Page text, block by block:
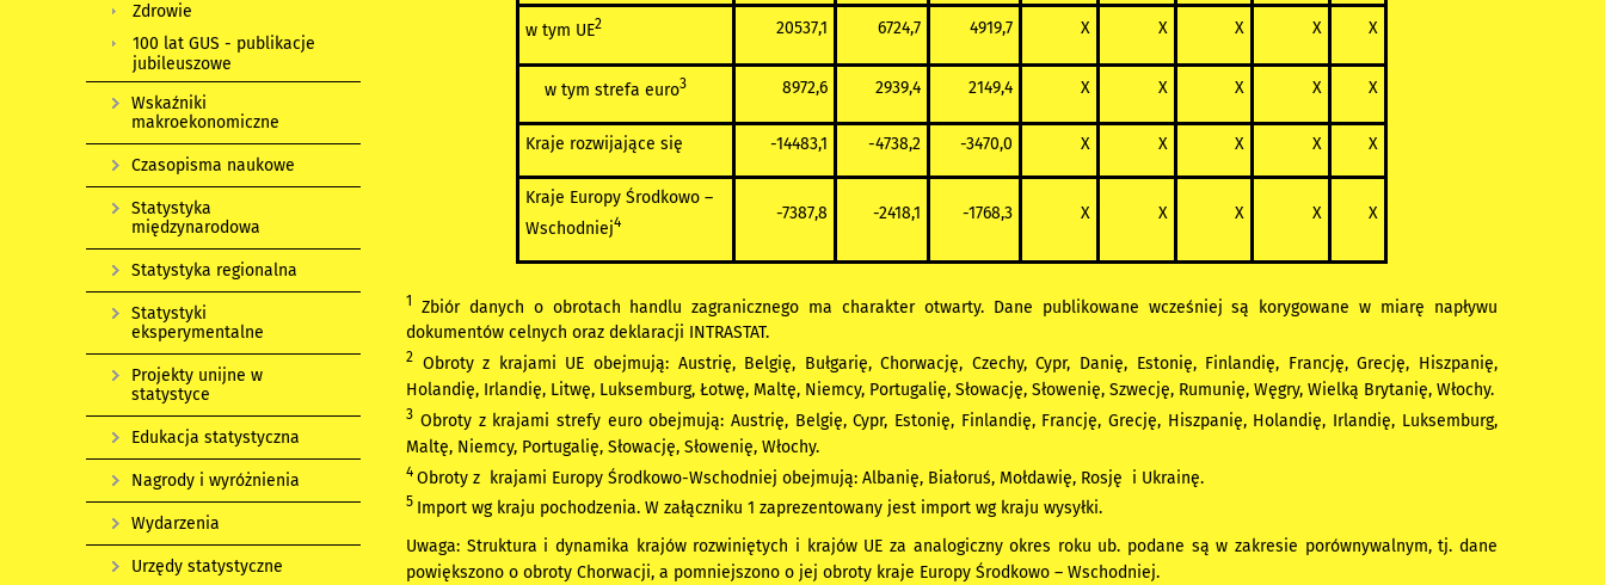
w tym UE2 20537,1 6724,7 4919,7 X X X X X
w tym strefa euro3 8972,6 2939,4 2149,4 X X X X X
Kraje rozwijające się -14483,1 -4738,2 -3470,0 X X X X X
Kraje Europy Środkowo –
Wschodniej4 -7387,8 -2418,1 -1768,3 X X X X X
1
Zbiór danych o obrotach handlu zagranicznego ma charakter otwarty. Dane publikowane wcześniej są korygowane w miarę napływu
dokumentów celnych oraz deklaracji INTRASTAT.
2 Obroty z krajami UE obejmują: Austrię, Belgię, Bułgarię, Chorwację, Czechy, Cypr, Danię, Estonię, Finlandię, Francję, Grecję, Hiszpanię,
Holandię, Irlandię, Litwę, Luksemburg, Łotwę, Maltę, Niemcy, Portugalię, Słowację, Słowenię, Szwecję, Rumunię, Węgry, Wielką Brytanię, Włochy.
3 Obroty z krajami strefy euro obejmują: Austrię, Belgię, Cypr, Estonię, Finlandię, Francję, Grecję, Hiszpanię, Holandię, Irlandię, Luksemburg,
Maltę, Niemcy, Portugalię, Słowację, Słowenię, Włochy.
4 Obroty z krajami Europy Środkowo-Wschodniej obejmują: Albanię, Białoruś, Mołdawię, Rosję i Ukrainę.
5 Import wg kraju pochodzenia. W załączniku 1 zaprezentowany jest import wg kraju wysyłki.
Uwaga: Struktura i dynamika krajów rozwiniętych i krajów UE za analogiczny okres roku ub. podane są w zakresie porównywalnym, tj. dane
powiększono o obroty Chorwacji, a pomniejszono o jej obroty kraje Europy Środkowo – Wschodniej.
Zdrowie
100 lat GUS - publikacje
jubileuszowe
Wskaźniki
makroekonomiczne
Czasopisma naukowe
Statystyka
międzynarodowa
Statystyka regionalna
Statystyki
eksperymentalne
Projekty unijne w
statystyce
Edukacja statystyczna
Nagrody i wyróżnienia
Wydarzenia
Urzędy statystyczne